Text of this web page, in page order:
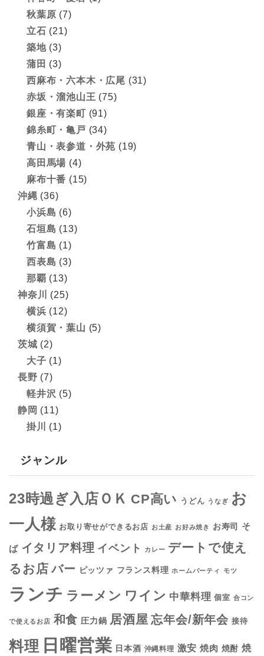
秋葉原 (7)
立石 (21)
築地(3)
蒲田 (3)
西麻布・六本木・広尾 (31)
赤坂・溜池山王 (75)
銀座・有楽町 (91)
錦糸町・亀戸 (34)
青山・表参道・外苑 (19)
高田馬場 (4)
麻布十番 (15)
沖縄 (36)
小浜島 (6)
石垣島 (13)
竹富島 (1)
西表島 (3)
那覇 (13)
神奈川
(25)
横浜 (12)
横須賀・葉山 (5)
茨城 (2)
大子 (1)
長野 (7)
軽井沢 (5)
静岡 (11)
掛川
(1)
ジャンル
23時過ぎ入店ＯＫ CP高い うどん うなぎ お
一人様 お取り寄せができるお店 お土産 お好み焼き お寿司 そ
ば イタリア料理 イベント カレー デートで使え
るお店 バー ピッツァ フランス料理 ホームパーティ モツ
ランチ ラーメン ワイン 中華料理 個室 合コン
で使えるお店 和食 圧力鍋 居酒屋 忘年会/新年会 接待
料理 日曜営業 日本酒 沖縄料理 激安 焼肉 焼酎 焼